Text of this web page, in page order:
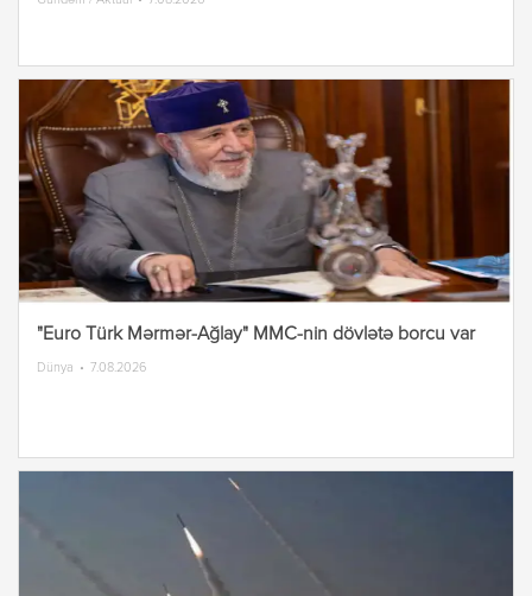
"Euro Türk Mərmər-Ağlay" MMC-nin dövlətə borcu var
Dünya 7.08.2026